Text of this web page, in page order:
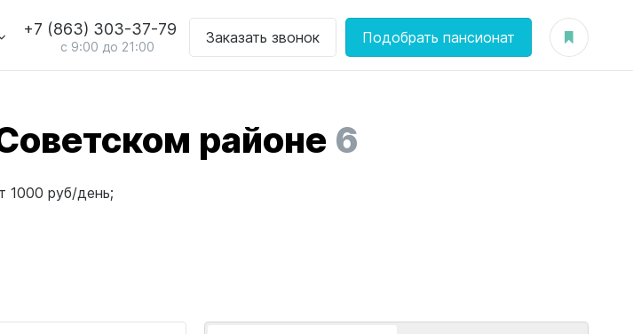
+7 (863) 303-37-79
с 9:00 до 21:00
Заказать звонок Подобрать пансионат
районе 6
1000 руб/день;